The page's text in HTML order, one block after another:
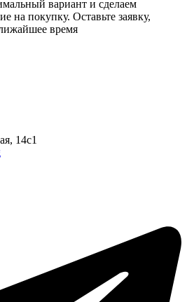
вариант и сделаем
на покупку. Оставьте заявку,
время
14с1